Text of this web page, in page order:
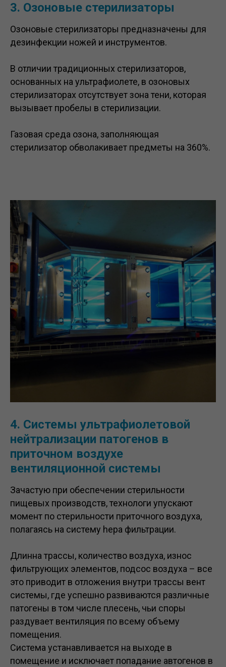
3. Озоновые стерилизаторы
Озоновые стерилизаторы предназначены для
дезинфекции ножей и инструментов.
В отличии традиционных стерилизаторов,
основанных на ультрафиолете, в озоновых
стерилизаторах отсутствует зона тени, которая
вызывает пробелы в стерилизации.
Газовая среда озона, заполняющая
стерилизатор обволакивает предметы на 360%.
4. Системы ультрафиолетовой
нейтрализации патогенов в
приточном воздухе
вентиляционной системы
Зачастую при обеспечении стерильности
пищевых производств, технологи упускают
момент по стерильности приточного воздуха,
полагаясь на систему hepa фильтрации.
Длинна трассы, количество воздуха, износ
фильтрующих элементов, подсос воздуха – все
это приводит в отложения внутри трассы вент
системы, где успешно развиваются различные
патогены в том числе плесень, чьи споры
раздувает вентиляция по всему объему
помещения.
Система устанавливается на выходе в
помещение и исключает попадание автогенов в